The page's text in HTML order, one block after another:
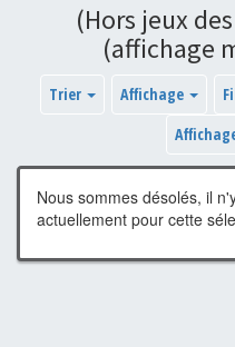
(Hors jeux
(affichage
Trier Affichage
Nous sommes désolés, il
actuellement pour cette